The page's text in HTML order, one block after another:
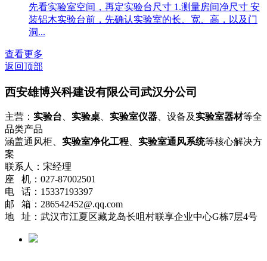
先看实验室空间，再定实验台尺寸 1.测量房间净尺寸 安
装铝木实验台前，先确认实验室的长、宽、高，以及门
洞...
查看更多
返回顶部
西安雄博兴科建设有限公司武汉分公司
主营： 实验台 实验桌 实验室仪器 、设备及实验室器材等全
品类产品
涵盖通风柜、 实验室净化工程 实验室通风系统等核心解决方
案
联系人：宋经理
座 机：027-87002501
电 话：15337193397
邮 箱：286542452@.qq.com
地 址：武汉市江夏区藏龙岛长咀村联享企业中心G栋7层4号